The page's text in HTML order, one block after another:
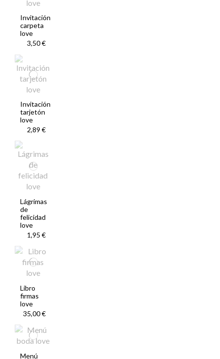
Invitación
carpeta
love
3,50 €
Invitación
tarjetón
love
2,89 €
Lágrimas
de
felicidad
love
1,95 €
Libro
firmas
love
35,00 €
Menú